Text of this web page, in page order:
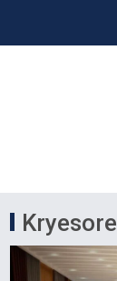
Kryesore